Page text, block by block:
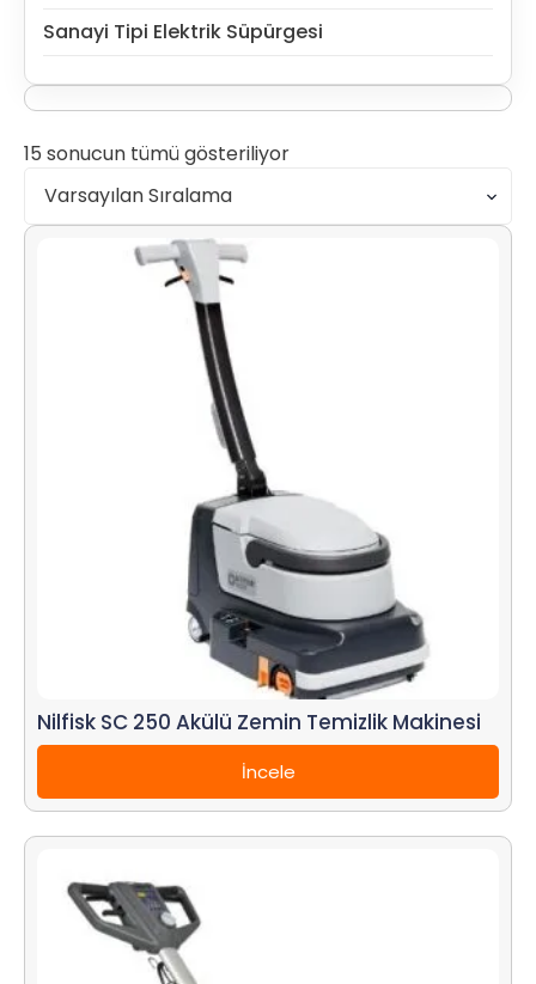
Sanayi Tipi Elektrik Süpürgesi
15 sonucun tümü gösteriliyor
Nilfisk SC 250 Akülü Zemin Temizlik Makinesi
İncele